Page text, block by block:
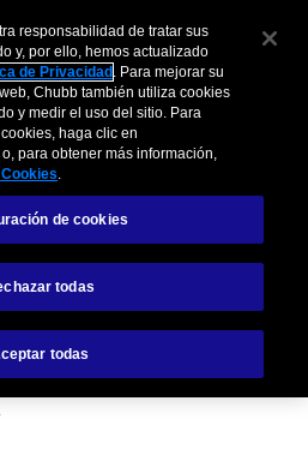
de Vida y
responsabilidad de tratar sus
y, por ello, hemos actualizado
de Privacidad . Para mejorar su
Chubb también utiliza cookies
y medir el uso del sitio. Para
haga clic en
para obtener más información,
.
de cookies
todas
todas